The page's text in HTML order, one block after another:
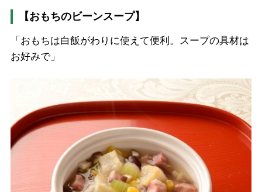
【おもちのビーンスープ】
「おもちは白飯がわりに使えて便利。スープの具材は
お好みで」